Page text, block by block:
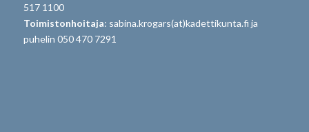
517 1100
Toimistonhoitaja: sabina.krogars(at)kadettikunta.fi ja
puhelin 050 470 7291